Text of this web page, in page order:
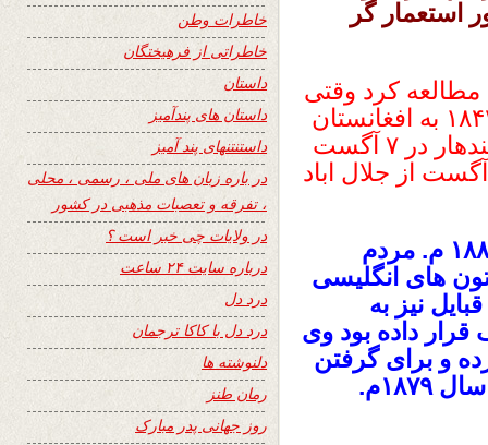
استعمار گر
مطالعه کرد وقتی
هجوم اول انگلیس در سال های ۱۸۳۹ تا ۱۸۴۲ به افغانستان
صورت گرفت ، قشون اول آنها از جبهۀ قندهار در ۷ آگست
م . و قشون دوم انگلیس نیز در ۱۷ آگست از جلال اباد
در دومین جنگ افغان و انگلیس ۱۸۷۹ – ۱۸۸۰ م. مردم
های انگلیسی
نیز به
داده بود وی
و برای گرفتن
کابل از انگلیس ها ، حمله نا موفقی را در سال ۱۸۷۹م.
خاطرات وطن
خاطراتی از فرهیختگان
داستان
داستان های پندآمیز
داستنتنهای پند آمیز
در باره زبان های ملی ، رسمی ، محلی
، تفرقه و تعصبات مذهبی در کشور
در ولایات چی خبر است ؟
درباره سایت ۲۴ ساعت
درد دل
درد دل با کاکا ترجمان
دلنوشته ها
رمان طنز
روز جهانی پدر مبارک